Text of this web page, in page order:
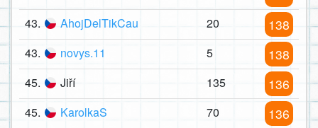
43. AhojDelTikCau 20 138
43. novys.11 5 138
45. Jiří 135 136
45. KarolkaS 70 136